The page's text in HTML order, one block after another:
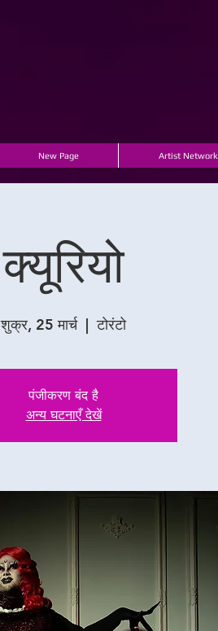
New Page Artist Network
क्यूरियो
शुक्र, 25 मार्च
  |
टोरंटो
पंजीकरण बंद है
अन्य घटनाएँ देखें